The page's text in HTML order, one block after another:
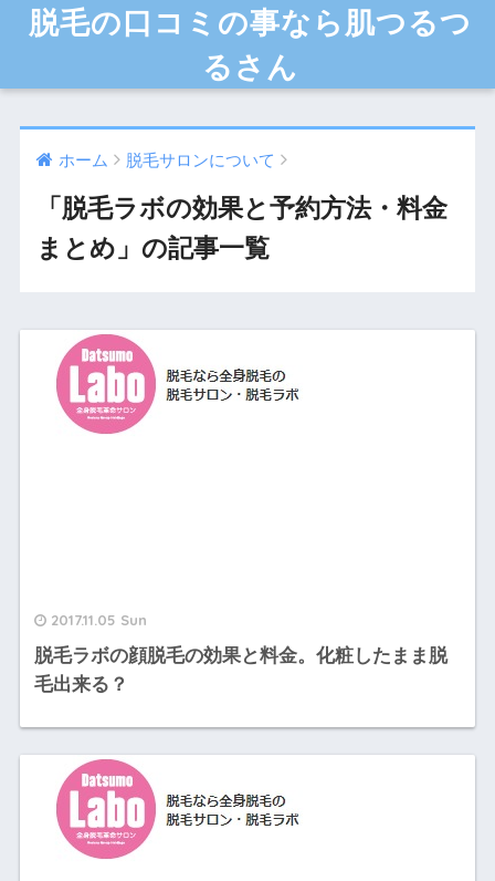
脱毛の口コミの事なら肌つるつ
るさん
ホーム 脱毛サロンについて
「脱毛ラボの効果と予約方法・料金
まとめ」の記事一覧
2017.11.05 Sun
脱毛ラボの顔脱毛の効果と料金。化粧したまま脱
毛出来る？